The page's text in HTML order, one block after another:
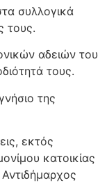
συλλογικά
τους.
αδειών του
τους.
της
εκτός
κατοικίας